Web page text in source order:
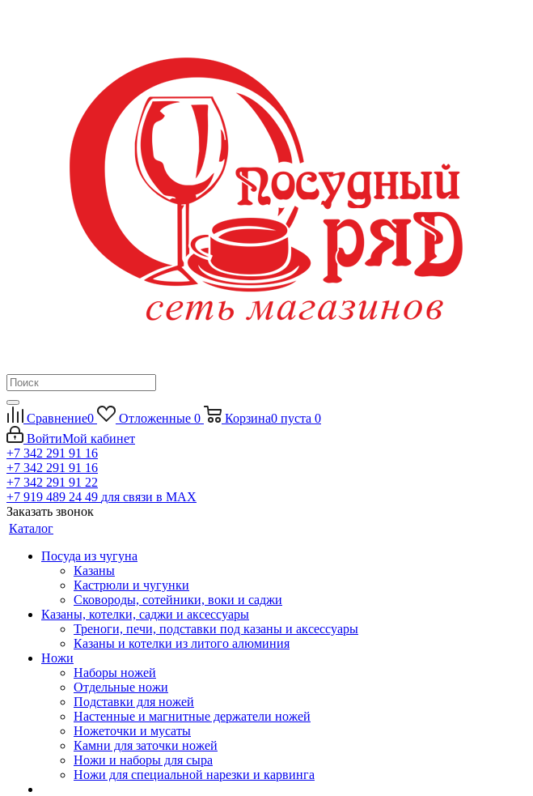
Сравнение0 Отложенные 0 Корзина0 пуста 0
ВойтиМой кабинет
+7 342 291 91 16
+7 342 291 91 16
+7 342 291 91 22
+7 919 489 24 49 для связи в МАХ
Заказать звонок
Каталог
Посуда из чугуна
Казаны
Кастрюли и чугунки
Сковороды, сотейники, воки и саджи
Казаны, котелки, саджи и аксессуары
Треноги, печи, подставки под казаны и аксессуары
Казаны и котелки из литого алюминия
Ножи
Наборы ножей
Отдельные ножи
Подставки для ножей
Настенные и магнитные держатели ножей
Ножеточки и мусаты
Камни для заточки ножей
Ножи и наборы для сыра
Ножи для специальной нарезки и карвинга